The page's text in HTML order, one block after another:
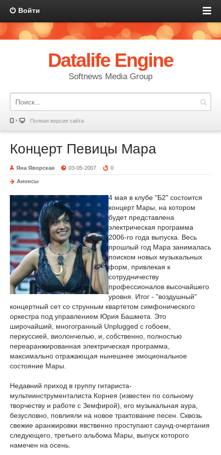
Войти
Datalife Engine
Softnews Media Group
Полная версия сайта
Концерт Певицы Мара
Яна Яворская 03-05-2007 0
Анонсы
4 мая в клубе "Б2" состоится
концерт Мары, на котором
будет представлена
электрическая программа
2006-го года выпуска. Весь
прошлый год Мара занималась
поиском новых музыкальных
форм, привлекая к
сотрудничеству
профессионалов высочайшего
уровня. Итог - "воздушный"
концертный сет со струнным квартетом симфонического
оркестра под управлением Юрия Башмета. Это
широчайший, многогранный Unplugged с гобоем,
перкуссией, виолончелью, и, собственно, полностью
переаранжированная электрическая программа,
максимально отражающая нынешнее эмоциональное
состояние Мары.
Недавний приход в группу гитариста-
мультиинструменталиста Корнея (известен по сольному
творчеству и работе с Земфирой), его музыкальная аура,
безусловно, повлияли на новое трактование песен. Сквозь
свежие аранжировки явственно проступают саунд-очертания
следующего, третьего альбома Мары, выпуск которого
намечен на осень.